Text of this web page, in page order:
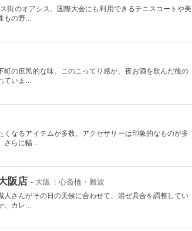
街のオアシス。国際大会にも利用できるテニスコートや美
もの野...
の庶民的な味。このこってり感が、夜お酒を飲んだ後の
ていま...
なるアイテムが多数。アクセサリーは印象的なものが多
さらに幅...
阪店 - 大阪：心斎橋・難波
さんがその日の天候に合わせて、混ぜ具合を調整してい
、カレ...